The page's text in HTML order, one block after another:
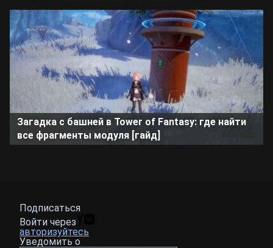
Загадка с башней в Tower of Fantasy: где найти
все фрагменты модуля [гайд]
Подписаться
Войти через
авторизуйтесь
Уведомить о